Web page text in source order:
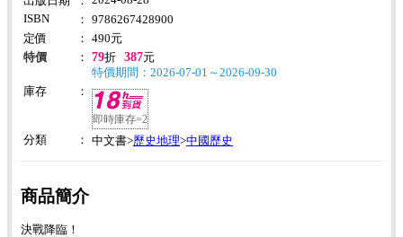
ISBN
：
9786267428900
定價
： 490元
特價
： 79折 387元
特價期間：2026-07-01～2026-09-30
庫存
：
即時庫存=2
分類
： 中文書>歷史地理>中國歷史
商品簡介
決戰降臨！